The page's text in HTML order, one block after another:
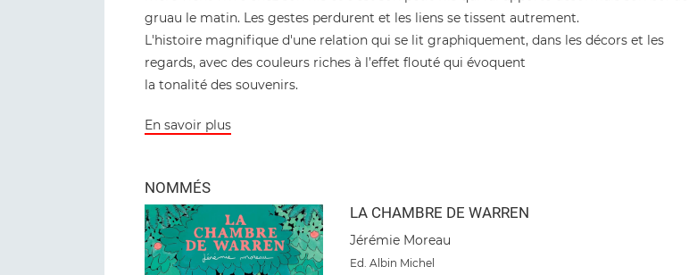
gruau le matin. Les gestes perdurent et les liens se tissent autrement.
L'histoire magnifique d'une relation qui se lit graphiquement, dans les décors et les
regards, avec des couleurs riches à l’effet flouté qui évoquent
la tonalité des souvenirs.
En savoir plus
NOMMÉS
LA CHAMBRE DE WARREN
Jérémie Moreau
Ed. Albin Michel